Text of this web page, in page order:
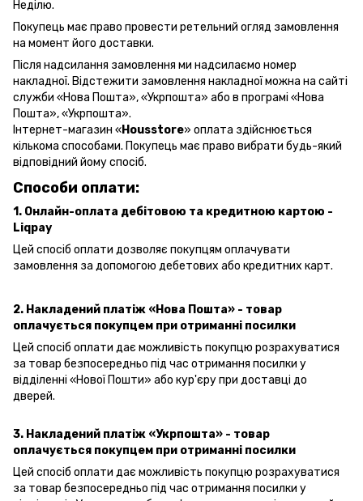
Неділю.
Покупець має право провести ретельний огляд замовлення
на момент його доставки.
Після надсилання замовлення ми надсилаємо номер
накладної. Відстежити замовлення накладної можна на сайті
служби «Нова Пошта», «Укрпошта» або в програмі «Нова
Пошта», «Укрпошта».
Інтернет-магазин «Housstore» оплата здійснюється
кількома способами. Покупець має право вибрати будь-який
відповідний йому спосіб.
Способи оплати:
1. Онлайн-оплата дебітовою та кредитною картою -
Liqpay
Цей спосіб оплати дозволяє покупцям оплачувати
замовлення за допомогою дебетових або кредитних карт.
2. Накладений платіж «Нова Пошта» - товар
оплачується покупцем при отриманні посилки
Цей спосіб оплати дає можливість покупцю розрахуватися
за товар безпосередньо під час отримання посилки у
відділенні «Нової Пошти» або кур'єру при доставці до
дверей.
3. Накладений платіж «Укрпошта» - товар
оплачується покупцем при отриманні посилки
Цей спосіб оплати дає можливість покупцю розрахуватися
за товар безпосередньо під час отримання посилки у